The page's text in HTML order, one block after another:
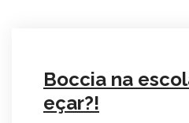
Boccia na
eçar?!